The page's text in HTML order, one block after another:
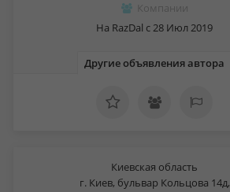
Компании
На RazDal c 28 Июл 2019
Другие объявления автора
Киевская область
г. Киев, бульвар Кольцова 14д,